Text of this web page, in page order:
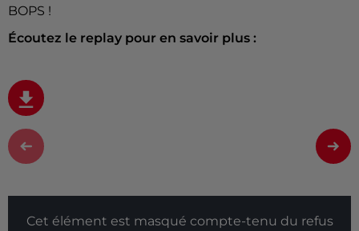
BOPS !
Écoutez le replay pour en savoir plus :
Cet élément est masqué compte-tenu du refus